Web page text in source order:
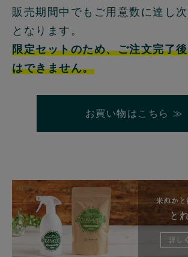
販売期間中でもご用意数に達し
となります。
限定セットのため、ご注文完了
はできません。
お買い物はこちら ≫